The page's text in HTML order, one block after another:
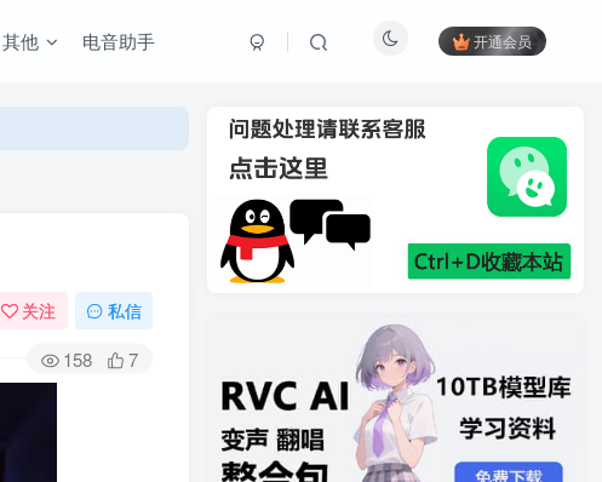
其他 电音助手 开通会员
关注 私信
158 7